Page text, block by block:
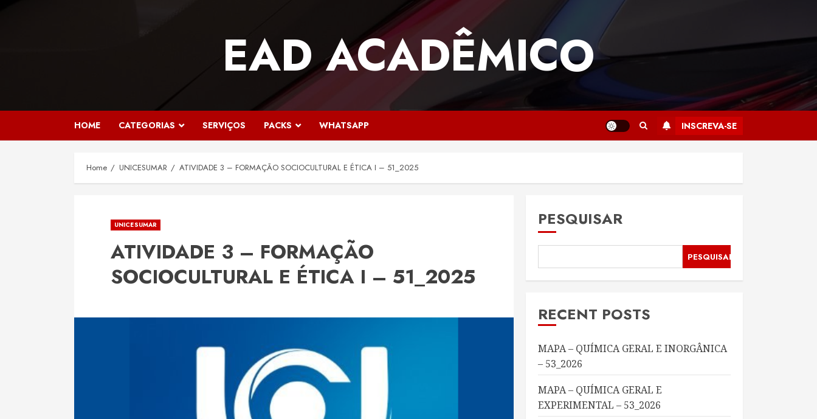
EAD ACADÊMICO
HOME CATEGORIAS SERVIÇOS PACKS WHATSAPP INSCREVA-SE
Home UNICESUMAR ATIVIDADE 3 – FORMAÇÃO SOCIOCULTURAL E ÉTICA I – 51_2025
UNICESUMAR
ATIVIDADE 3 – FORMAÇÃO
SOCIOCULTURAL E ÉTICA I – 51_2025
PESQUISAR
PESQUISAR
RECENT POSTS
MAPA – QUÍMICA GERAL E INORGÂNICA
– 53_2026
MAPA – QUÍMICA GERAL E
EXPERIMENTAL – 53_2026